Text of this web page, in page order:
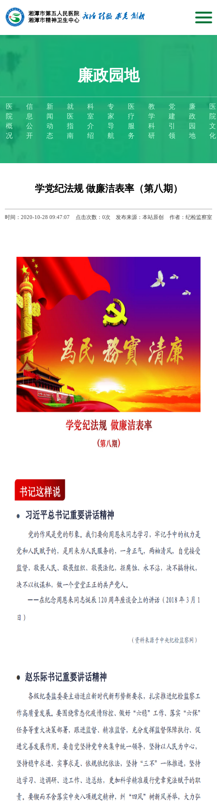
廉政园地
医
院
概
况
信
息
公
开
新
闻
动
态
就
医
指
南
科
室
介
绍
专
家
导
航
医
疗
服
务
教
学
科
研
党
建
引
领
廉
政
园
地
医
院
文
化
学党纪法规 做廉洁表率（第八期）
时间：2020-10-28 09:47:07 点击次数： 0次 发布来源：本站原创 作者：纪检监察室